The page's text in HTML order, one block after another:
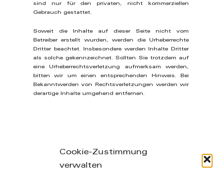
Cookie-Zustimmung
verwalten
sind nur für den privaten, nicht kommerziellen
Gebrauch gestattet.
Soweit die Inhalte auf dieser Seite nicht vom
Betreiber erstellt wurden, werden die Urheberrechte
Dritter beachtet. Insbesondere werden Inhalte Dritter
als solche gekennzeichnet. Sollten Sie trotzdem auf
eine Urheberrechtsverletzung aufmerksam werden,
bitten wir um einen entsprechenden Hinweis. Bei
Bekanntwerden von Rechtsverletzungen werden wir
derartige Inhalte umgehend entfernen.